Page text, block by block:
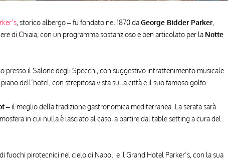
, storico albergo – fu fondato nel 1870 daGeorge Bidder Parker,
di Chiaia, con un programma sostanzioso e ben articolato per la Notte
presso il Salone degli Specchi, con suggestivo intrattenimento musicale.
dell’hotel, con strepitosa vista sulla città e il suo famoso golfo.
– il meglio della tradizione gastronomica mediterranea. La serata sarà
in cui nulla è lasciato al caso, a partire dal table setting a cura del
fuochi pirotecnici nel cielo di Napoli e il Grand Hotel Parker’s, con la sua